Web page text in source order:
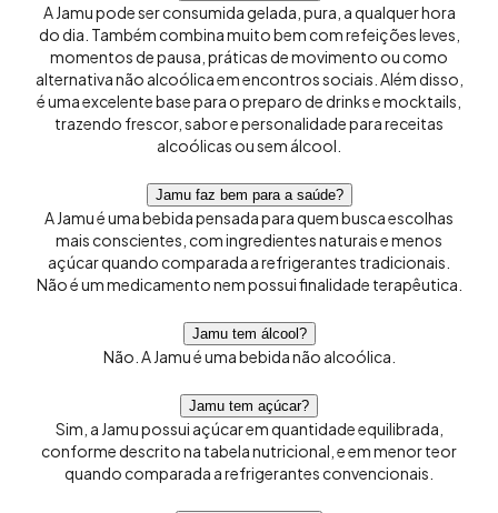
A Jamu pode ser consumida gelada, pura, a qualquer hora
do dia. Também combina muito bem com refeições leves,
momentos de pausa, práticas de movimento ou como
alternativa não alcoólica em encontros sociais. Além disso,
é uma excelente base para o preparo de drinks e mocktails,
trazendo frescor, sabor e personalidade para receitas
alcoólicas ou sem álcool.
Jamu faz bem para a saúde?
A Jamu é uma bebida pensada para quem busca escolhas
mais conscientes, com ingredientes naturais e menos
açúcar quando comparada a refrigerantes tradicionais.
Não é um medicamento nem possui finalidade terapêutica.
Jamu tem álcool?
Não. A Jamu é uma bebida não alcoólica.
Jamu tem açúcar?
Sim, a Jamu possui açúcar em quantidade equilibrada,
conforme descrito na tabela nutricional, e em menor teor
quando comparada a refrigerantes convencionais.